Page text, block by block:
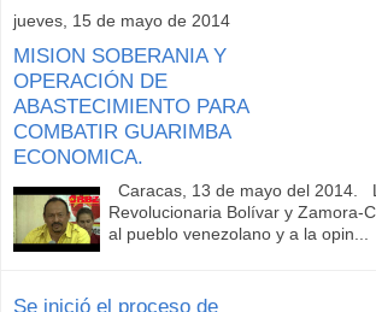
jueves, 15 de mayo de 2014
MISION SOBERANIA Y
OPERACIÓN DE
ABASTECIMIENTO PARA
COMBATIR GUARIMBA
ECONOMICA.
Caracas, 13 de mayo del 2014.
Revolucionaria Bolívar y Zamora-
al pueblo venezolano y a la opin...
Se inició el proceso de